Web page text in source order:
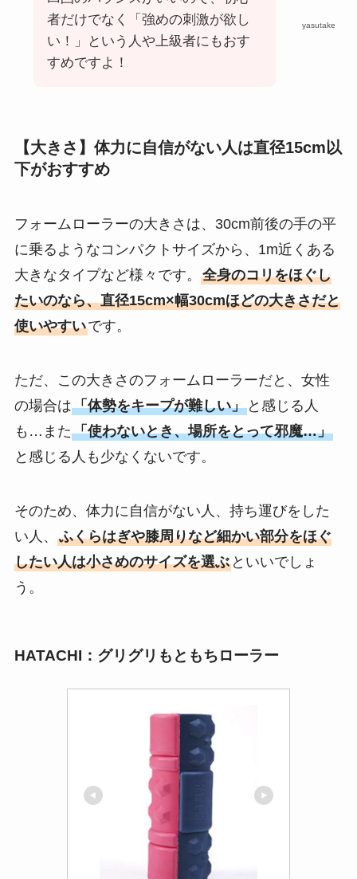
yasutake
者だけでなく「強めの刺激が欲し
い！」という人や上級者にもおす
すめですよ！
【大きさ】体力に自信がない人は直径15cm以
下がおすすめ
フォームローラーの大きさは、30cm前後の手の平
に乗るようなコンパクトサイズから、1m近くある
大きなタイプなど様々です。 全身のコリをほぐし
たいのなら、直径15cm×幅30cmほどの大きさだと
使いやすいです。
ただ、この大きさのフォームローラーだと、女性
の場合は「体勢をキープが難しい」と感じる人
も…また「使わないとき、場所をとって邪魔…」
と感じる人も少なくないです。
そのため、体力に自信がない人、持ち運びをした
い人、 ふくらはぎや膝周りなど細かい部分をほぐ
したい人は小さめのサイズを選ぶといいでしょ
う。
HATACHI：グリグリもともちローラー